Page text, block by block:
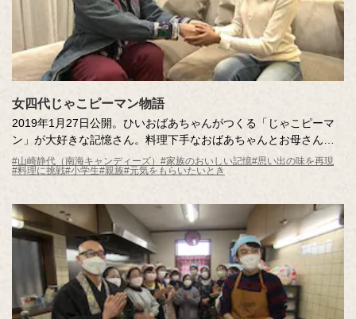
女四代じゃこピーマン物語
2019年1月27日公開。ひいおばあちゃんがつくる「じゃこピーマ
ン」が大好きな記憶さん。料理下手なおばあちゃんとお母さんを
案じて、ひいおばあちゃんのもとへ料理修行。世代違いの料理対
決、あの味を継ぐのは誰！？
#山崎静代（南海キャンディーズ） #家族のおいしい記憶#思い出の味を再現
#料理に挑戦#小学生#親族#元気をもらいたいとき